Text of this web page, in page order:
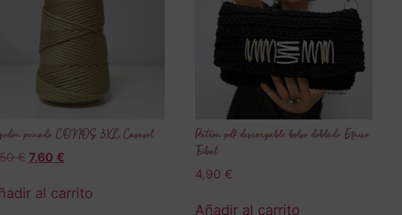
peinado CONOS 3XL Casasol
€ 7,60 €
al carrito
Patron pdf descargable bolso doblado Etnico
Tribal
4,90 €
Añadir al carrito